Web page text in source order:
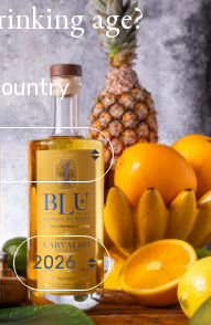
age?
Year